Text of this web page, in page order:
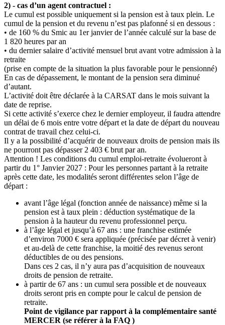
2) - cas d’un agent contractuel :
Le cumul est possible uniquement si la pension est à taux plein. Le
cumul de la pension et du revenu n’est pas plafonné si en dessous :
• de 160 % du Smic au 1er janvier de l’année calculé sur la base de
1 820 heures par an
• du dernier salaire d’activité mensuel brut avant votre admission à la
retraite
(prise en compte de la situation la plus favorable pour le pensionné)
En cas de dépassement, le montant de la pension sera diminué
d’autant.
L’activité doit être déclarée à la CARSAT dans le mois suivant la
date de reprise.
Si cette activité s’exerce chez le dernier employeur, il faudra attendre
un délai de 6 mois entre votre départ et la date de départ du nouveau
contrat de travail chez celui-ci.
Il y a la possibilité d’acquérir de nouveaux droits de pension mais ils
ne pourront pas dépasser 2 403 € brut par an.
Attention ! Les conditions du cumul emploi-retraite évolueront à
partir du 1° Janvier 2027 : Pour les personnes partant à la retraite
après cette date, les modalités seront différentes selon l’âge de
départ :
avant l’âge légal (fonction année de naissance) même si la
pension est à taux plein : déduction systématique de la
pension à la hauteur du revenu professionnel perçu.
à l’âge légal et jusqu’à 67 ans : une franchise estimée
d’environ 7000 € sera appliquée (précisée par décret à venir)
et au-delà de cette franchise, la moitié des revenus seront
déductibles de ou des pensions.
Dans ces 2 cas, il n’y aura pas d’acquisition de nouveaux
droits de pension de retraite.
à partir de 67 ans : un cumul sera possible et de nouveaux
droits seront pris en compte pour le calcul de pension de
retraite.
Point de vigilance par rapport à la complémentaire santé
MERCER (se référer à la FAQ )